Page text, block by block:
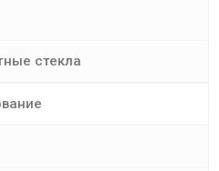
стекла